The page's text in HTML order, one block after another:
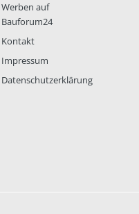
Werben auf
Bauforum24
Kontakt
Impressum
Datenschutzerklärung